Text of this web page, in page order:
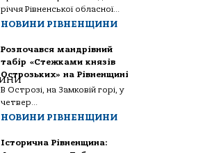
річчя Рівненської обласної...
НОВИНИ РІВНЕНЩИНИ
Розпочався мандрівний
табір «Стежками князів
Острозьких» на Рівненщині
В Острозі, на Замковій горі, у
четвер...
НОВИНИ РІВНЕНЩИНИ
Історична Рівненщина: